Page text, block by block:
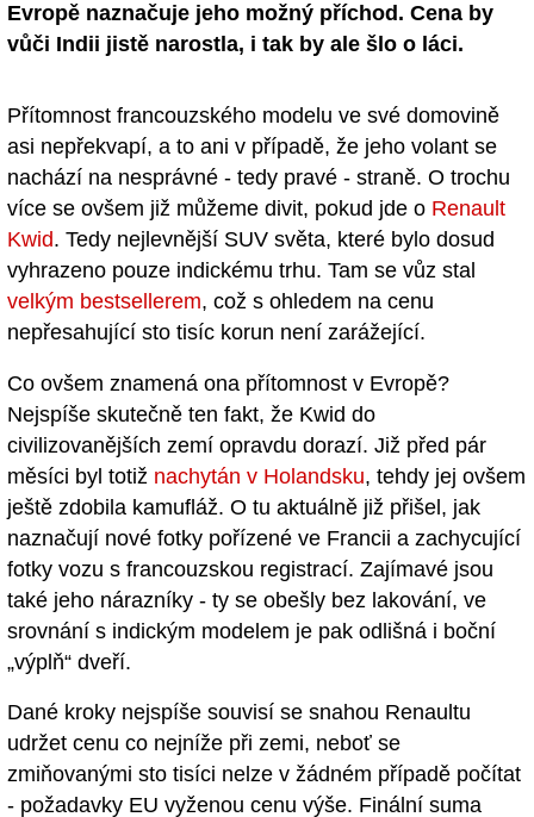
Evropě naznačuje jeho možný příchod. Cena by
vůči Indii jistě narostla, i tak by ale šlo o láci.
Přítomnost francouzského modelu ve své domovině
asi nepřekvapí, a to ani v případě, že jeho volant se
nachází na nesprávné - tedy pravé - straně. O trochu
více se ovšem již můžeme divit, pokud jde o Renault
Kwid. Tedy nejlevnější SUV světa, které bylo dosud
vyhrazeno pouze indickému trhu. Tam se vůz stal
velkým bestsellerem, což s ohledem na cenu
nepřesahující sto tisíc korun není zarážející.
Co ovšem znamená ona přítomnost v Evropě?
Nejspíše skutečně ten fakt, že Kwid do
civilizovanějších zemí opravdu dorazí. Již před pár
měsíci byl totiž nachytán v Holandsku, tehdy jej ovšem
ještě zdobila kamufláž. O tu aktuálně již přišel, jak
naznačují nové fotky pořízené ve Francii a zachycující
fotky vozu s francouzskou registrací. Zajímavé jsou
také jeho nárazníky - ty se obešly bez lakování, ve
srovnání s indickým modelem je pak odlišná i boční
„výplň“ dveří.
Dané kroky nejspíše souvisí se snahou Renaultu
udržet cenu co nejníže při zemi, neboť se
zmiňovanými sto tisíci nelze v žádném případě počítat
- požadavky EU vyženou cenu výše. Finální suma